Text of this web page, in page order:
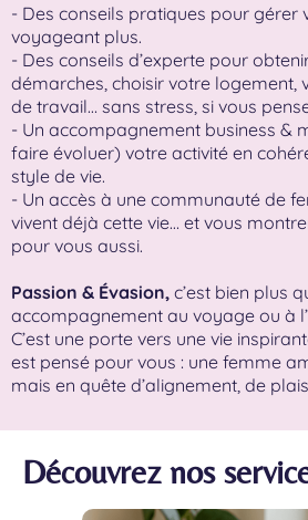
- Des conseils pratiques pour gérer
voyageant plus.
- Des conseils d’experte pour
démarches, choisir votre logement,
de travail… sans stress, si vous
- Un accompagnement business &
faire évoluer) votre activité en
style de vie.
- Un accès à une communauté de
vivent déjà cette vie… et vous
pour vous aussi.
Passion & Évasion, c’est bien plus
accompagnement au voyage ou à
C’est une porte vers une vie
est pensé pour vous : une femme
mais en quête d’alignement, de
Découvrez nos